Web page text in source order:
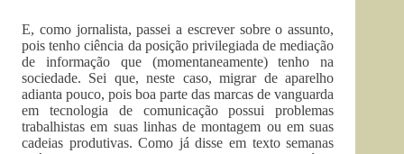
E, como jornalista, passei a escrever sobre o assunto,
pois tenho ciência da posição privilegiada de mediação
de informação que (momentaneamente) tenho na
sociedade. Sei que, neste caso, migrar de aparelho
adianta pouco, pois boa parte das marcas de vanguarda
em tecnologia de comunicação possui problemas
trabalhistas em suas linhas de montagem ou em suas
cadeias produtivas. Como já disse em texto semanas